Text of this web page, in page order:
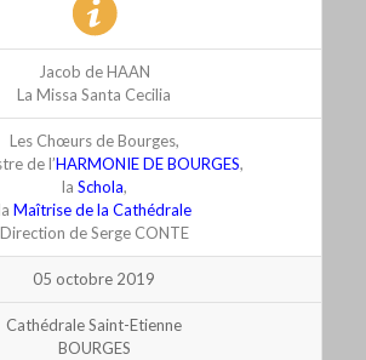
Jacob de HAAN
La Missa Santa Cecilia
Les Chœurs de Bourges,
de l’HARMONIE DE BOURGES,
la Schola,
Maîtrise de la Cathédrale
Direction de Serge CONTE
05 octobre 2019
Cathédrale Saint-Etienne
BOURGES